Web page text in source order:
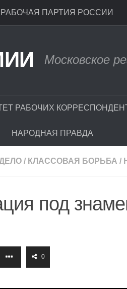
РАБОЧАЯ ПАРТИЯ РОССИИ
Московское
РАБОЧИХ
НАРОДНАЯ ПРАВДА
/ КЛАССОВАЯ БОРЬБА /
под
0